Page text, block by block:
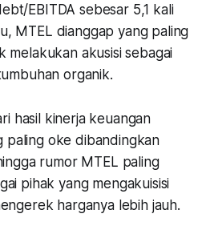
EBITDA sebesar 5,1 kali
MTEL dianggap yang paling
melakukan akusisi sebagai
organik.
hasil kinerja keuangan
oke dibandingkan
rumor MTEL paling
pihak yang mengakuisisi
harganya lebih jauh.